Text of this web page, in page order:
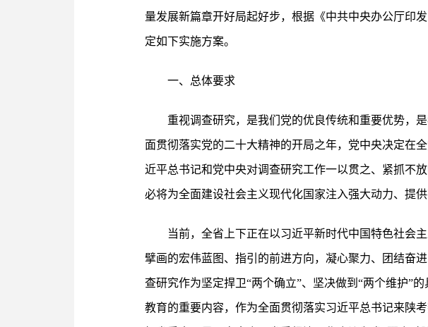
量发展新篇章开好局起好步，根据《中共中央办公厅印
定如下实施方案。
一、总体要求
重视调查研究，是我们党的优良传统和重要优势，
面贯彻落实党的二十大精神的开局之年，党中央决定在
近平总书记和党中央对调查研究工作一以贯之、紧抓不
必将为全面建设社会主义现代化国家注入强大动力、提供
当前，全省上下正在以习近平新时代中国特色社会
擘画的宏伟蓝图、指引的前进方向，凝心聚力、团结奋
查研究作为坚定捍卫“两个确立”、坚决做到“两个维护”
教育的重要内容，作为全面贯彻落实习近平总书记来陕